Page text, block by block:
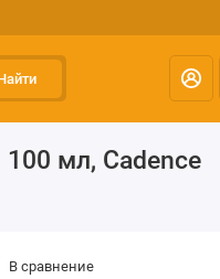
мл, Cadence
В сравнение